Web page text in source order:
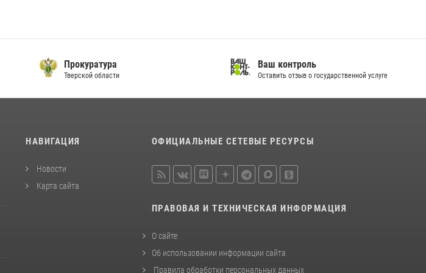
Прокуратура
Тверской области
Ваш контроль
Оставить отзыв о государственной услуге
НАВИГАЦИЯ
Новости
Карта сайта
ОФИЦИАЛЬНЫЕ СЕТЕВЫЕ РЕСУРСЫ
ПРАВОВАЯ И ТЕХНИЧЕСКАЯ ИНФОРМАЦИЯ
О сайте
Об использовании информации сайта
Правила обработки персональных данных